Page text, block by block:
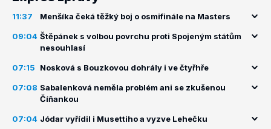
11:37 Menšíka čeká těžký boj o osmifinále na Masters
09:04 Štěpánek s volbou povrchu proti Spojeným státům
nesouhlasí
07:15 Nosková s Bouzkovou dohrály i ve čtyřhře
07:08 Sabalenková neměla problém ani se zkušenou
Číňankou
07:04 Jódar vyřídil i Musettiho a vyzve Lehečku